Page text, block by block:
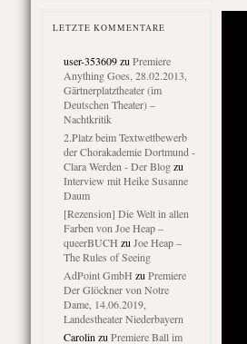
LETZTE KOMMENTARE
user-353609zu Premiere
Anything Goes, 28.02.2013,
Gärtnerplatztheater (im
Deutschen Theater) –
Nachtkritik
2.Platz beim Textwettbewerb
der Chorakademie Dortmund -
Clara Werden - Der Blogzu
Interview mit Heike Susanne
Daum
[Rezension] Die Welt in allen
Farben von Joe Heap –
queerBUCH zu Joe Heap –
The Rules of Seeing
AdPoint GmbH zu Premiere
Der Glöckner von Notre
Dame, 14.06.2019,
Landestheater Niederbayern
Carolin zu Premiere Ball im